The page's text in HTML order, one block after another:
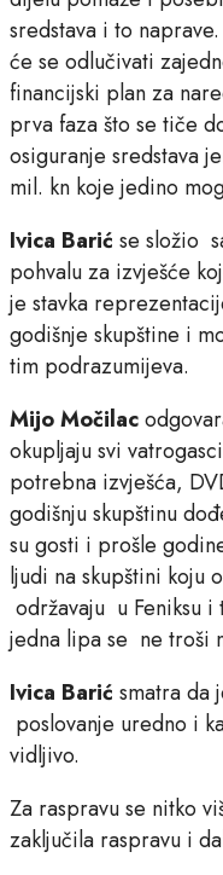
sredstava i to
će se odlučivati
financijski plan za
prva faza što se tiče
osiguranje sredstava
mil. kn koje jedino
Ivica Barić se složio
pohvalu za izvješće
je stavka
godišnje skupštine i
tim podrazumijeva.
Mijo Močilac
okupljaju svi
potrebna izvješća,
godišnju skupštinu
su gosti i prošle
ljudi na skupštini koju
održavaju u Feniksu
jedna lipa se ne troši
Ivica Barić smatra da
poslovanje uredno i
vidljivo.
Za raspravu se nitko
zaključila raspravu i